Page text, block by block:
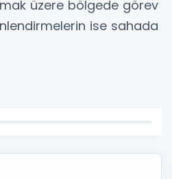
üzere bölgede görev
ise sahada